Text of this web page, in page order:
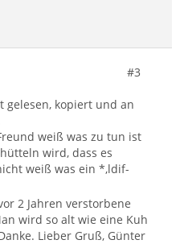
#3
gelesen, kopiert und an
weiß was zu tun ist
wird, dass es
weiß was ein *,ldif-
2 Jahren verstorbene
wird so alt wie eine Kuh
Lieber Gruß, Günter